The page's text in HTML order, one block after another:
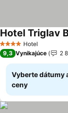
4 Počet hviezdičiek
Hotel
Hotel Triglav
9,3 Vynikajúce 2
Vyberte dátumy
ceny